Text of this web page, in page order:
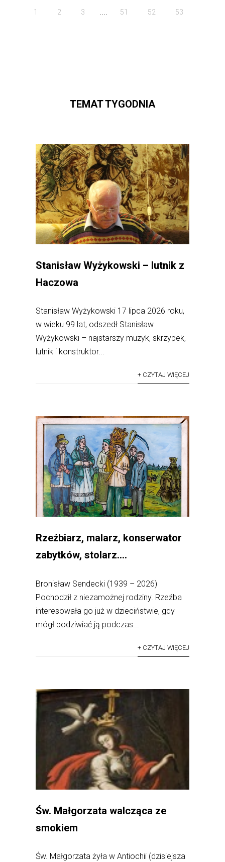
1 2 3 51 52 53
TEMAT TYGODNIA
Stanisław Wyżykowski – lutnik z
Haczowa
Stanisław Wyżykowski 17 lipca 2026 roku,
w wieku 99 lat, odszedł Stanisław
Wyżykowski – najstarszy muzyk, skrzypek,
lutnik i konstruktor...
+ CZYTAJ WIĘCEJ
Rzeźbiarz, malarz, konserwator
zabytków, stolarz….
Bronisław Sendecki (1939 – 2026)
Pochodził z niezamożnej rodziny. Rzeźba
interesowała go już w dzieciństwie, gdy
mógł podziwiać ją podczas...
+ CZYTAJ WIĘCEJ
Św. Małgorzata walcząca ze
smokiem
Św. Małgorzata żyła w Antiochii (dzisiejsza